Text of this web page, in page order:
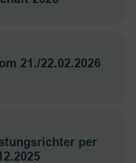
21./22.02.2026
per